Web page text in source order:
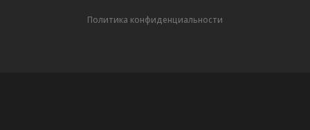
Политика конфиденциальности